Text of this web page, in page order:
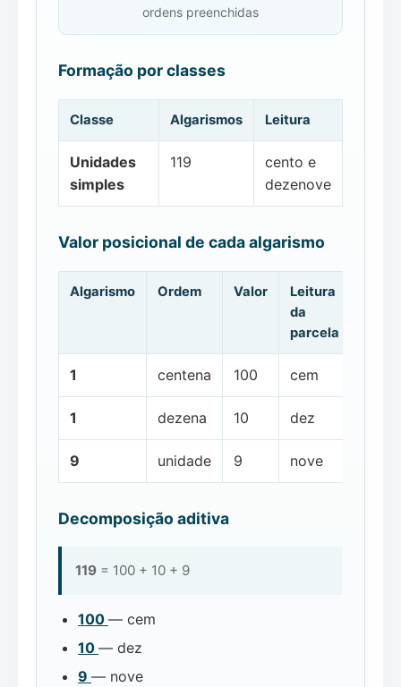
ordens preenchidas
Formação por classes
Classe Algarismos Leitura
Unidades
simples
119
cento e
dezenove
Valor posicional de cada algarismo
Algarismo Ordem Valor
Leitura
da
parcela
1 centena 100 cem
1 dezena 10 dez
9 unidade 9 nove
Decomposição aditiva
119 = 100 + 10 + 9
100 — cem
10 — dez
9 — nove